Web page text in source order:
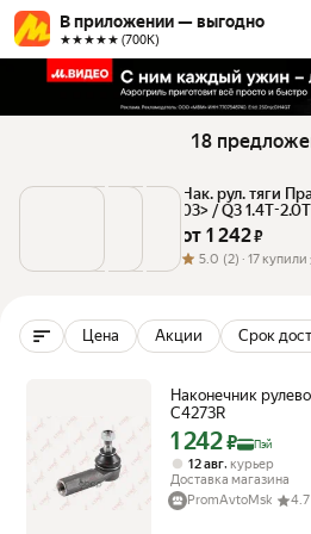
В приложении — выгодно
★★★★★ (700К)
18
Нак. рул. тяги
03> / Q3 1.4T-
LYNXauto арт.
от 1 242 ₽
5.0 (2) · 17 купили
Цена Акции Срок
Наконечник
C4273R
Цена с картой
1 242₽ Пэй
12 авг, курьер
Доставка магазина
PromAvtoMsk
4.7